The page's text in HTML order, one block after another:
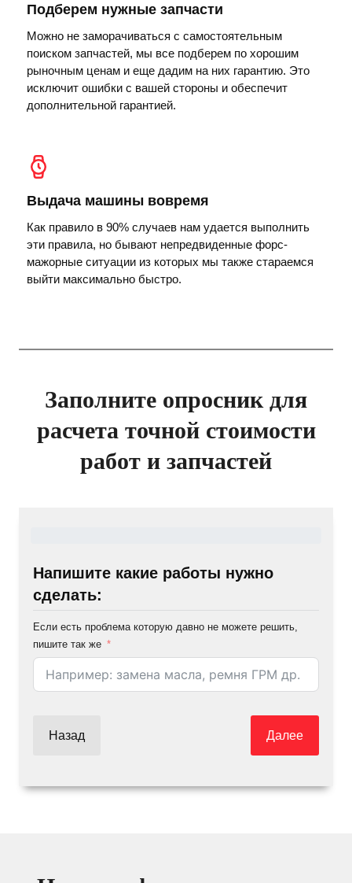
Подберем нужные запчасти
Можно не заморачиваться с самостоятельным
поиском запчастей, мы все подберем по хорошим
рыночным ценам и еще дадим на них гарантию. Это
исключит ошибки с вашей стороны и обеспечит
дополнительной гарантией.
Выдача машины вовремя
Как правило в 90% случаев нам удается выполнить
эти правила, но бывают непредвиденные форс-
мажорные ситуации из которых мы также стараемся
выйти максимально быстро.
Заполните опросник для
расчета точной стоимости
работ и запчастей
Напишите какие работы нужно
сделать:
Если есть проблема которую давно не можете решить,
пишите так же
Назад Далее